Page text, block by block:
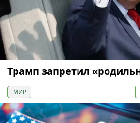
Трамп запретил
МИР